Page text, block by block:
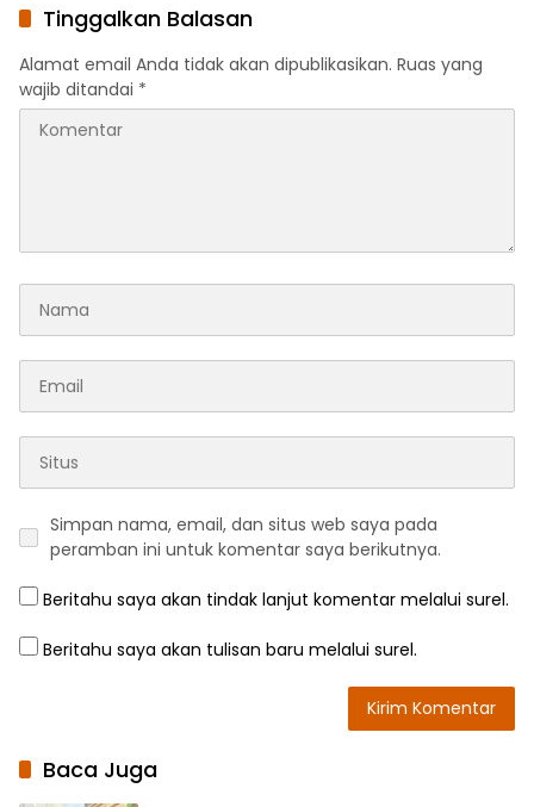
Tinggalkan Balasan
Alamat email Anda tidak akan dipublikasikan. Ruas yang
wajib ditandai *
Simpan nama, email, dan situs web saya pada
peramban ini untuk komentar saya berikutnya.
Beritahu saya akan tindak lanjut komentar melalui surel.
Beritahu saya akan tulisan baru melalui surel.
Baca Juga